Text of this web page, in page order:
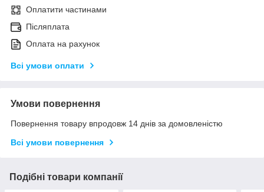
Оплатити частинами
Післяплата
Оплата на рахунок
Всі умови оплати
Умови повернення
Повернення товару впродовж 14 днів за домовленістю
Всі умови повернення
Подібні товари компанії